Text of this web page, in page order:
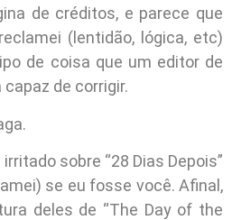
de créditos, e parece que
(lentidão, lógica, etc)
de coisa que um editor de
de corrigir.
sobre “28 Dias Depois”
se eu fosse você. Afinal,
deles de “The Day of the